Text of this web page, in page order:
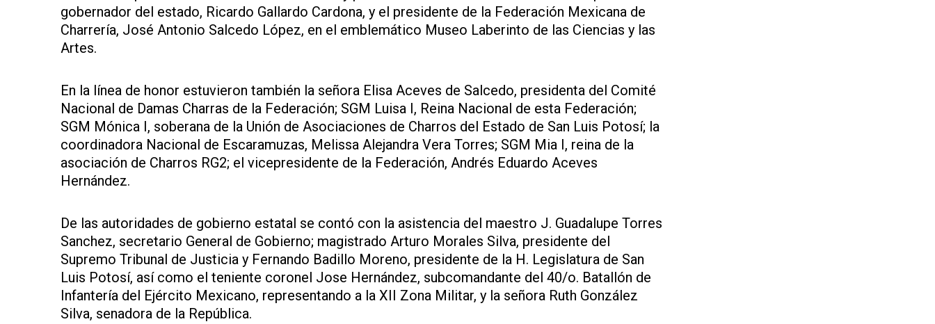
gobernador del estado, Ricardo Gallardo Cardona, y el presidente de la Federación Mexicana de
Charrería, José Antonio Salcedo López, en el emblemático Museo Laberinto de las Ciencias y las
Artes.
En la línea de honor estuvieron también la señora Elisa Aceves de Salcedo, presidenta del Comité
Nacional de Damas Charras de la Federación; SGM Luisa I, Reina Nacional de esta Federación;
SGM Mónica I, soberana de la Unión de Asociaciones de Charros del Estado de San Luis Potosí; la
coordinadora Nacional de Escaramuzas, Melissa Alejandra Vera Torres; SGM Mia I, reina de la
asociación de Charros RG2; el vicepresidente de la Federación, Andrés Eduardo Aceves
Hernández.
De las autoridades de gobierno estatal se contó con la asistencia del maestro J. Guadalupe Torres
Sanchez, secretario General de Gobierno; magistrado Arturo Morales Silva, presidente del
Supremo Tribunal de Justicia y Fernando Badillo Moreno, presidente de la H. Legislatura de San
Luis Potosí, así como el teniente coronel Jose Hernández, subcomandante del 40/o. Batallón de
Infantería del Ejército Mexicano, representando a la XII Zona Militar, y la señora Ruth González
Silva, senadora de la República.